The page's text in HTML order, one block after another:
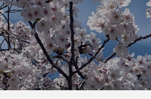
言うのか何なのか
admin
2026.04.10